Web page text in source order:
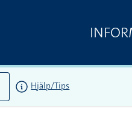
Hjälp/Tips